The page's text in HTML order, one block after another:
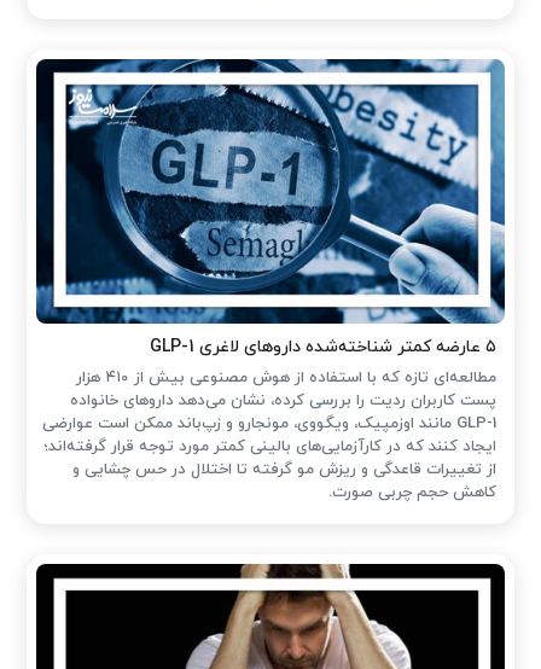
۵ عارضه کمتر شناخته‌شده داروهای لاغری GLP-1
مطالعه‌ای تازه که با استفاده از هوش مصنوعی بیش از ۴۱۰ هزار
پست کاربران ردیت را بررسی کرده، نشان می‌دهد داروهای خانواده
GLP-1 مانند اوزمپیک، ویگووی، مونجارو و زپ‌باند ممکن است عوارضی
ایجاد کنند که در کارآزمایی‌های بالینی کمتر مورد توجه قرار گرفته‌اند؛
از تغییرات قاعدگی و ریزش مو گرفته تا اختلال در حس چشایی و
کاهش حجم چربی صورت.